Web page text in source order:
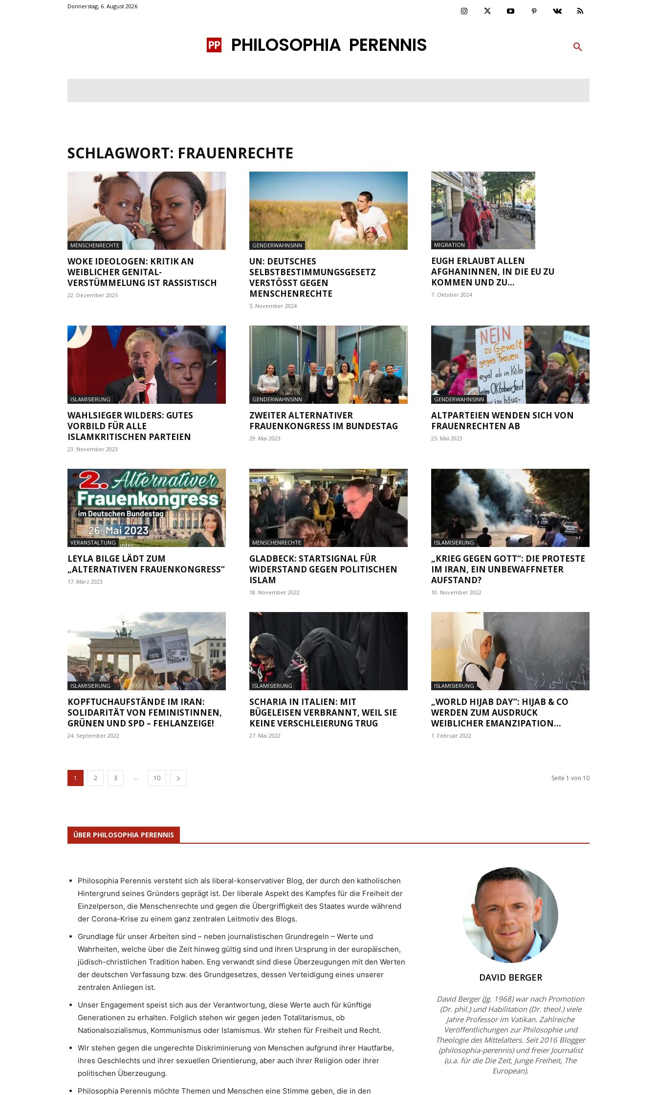
Donnerstag, 6. August 2026
PHILOSOPHIA PERENNIS
SCHLAGWORT: FRAUENRECHTE
MENSCHENRECHTE
WOKE IDEOLOGEN: KRITIK AN
WEIBLICHER GENITAL­
VERSTÜMMELUNG IST RASSISTISCH
22. Dezember 2025
GENDERWAHNSINN
UN: DEUTSCHES
SELBSTBESTIMMUNGSGESETZ
VERSTÖSST GEGEN M
ENSCHENRECHTE
5. November 2024
MIGRATION
EUGH ERLAUBT ALLEN
AFGHANINNEN, IN DIE EU ZU
KOMMEN UND ZU...
7. Oktober 2024
ISLAMISIERUNG
WAHLSIEGER WILDERS: GUTES
VORBILD FÜR ALLE
ISLAMKRITISCHEN PARTEIEN
23. November 2023
GENDERWAHNSINN
ZWEITER ALTERNATIVER
FRAUENKONGRESS IM BUNDESTAG
29. Mai 2023
GENDERWAHNSINN
ALTPARTEIEN WENDEN SICH VON
FRAUENRECHTEN AB
25. Mai 2023
VERANSTALTUNG
LEYLA BILGE LÄDT ZUM
„ALTERNATIVEN FRAUENKONGRESS“
17. März 2023
MENSCHENRECHTE
GLADBECK: STARTSIGNAL FÜR
WIDERSTAND GEGEN POLITISCHEN
ISLAM
18. November 2022
ISLAMISIERUNG
„KRIEG GEGEN GOTT“: DIE PROTESTE
IM IRAN, EIN UNBEWAFFNETER
AUFSTAND?
10. November 2022
ISLAMISIERUNG
KOPFTUCHAUFSTÄNDE IM IRAN:
SOLIDARITÄT VON FEMINISTINNEN,
GRÜNEN UND SPD – FEHLANZEIGE!
24. September 2022
ISLAMISIERUNG
SCHARIA IN ITALIEN: MIT
BÜGELEISEN VERBRANNT, WEIL SIE
KEINE VERSCHLEIERUNG TRUG
27. Mai 2022
ISLAMISIERUNG
„WORLD HIJAB DAY“: HIJAB & CO
WERDEN ZUM AUSDRUCK
WEIBLICHER EMANZIPATION...
1. Februar 2022
1 2 3 ... 10 Seite 1 von 10
ÜBER PHILOSOPHIA PERENNIS
Philosophia Perennis versteht sich als liberal-konservativer Blog, der durch den katholischen
Hintergrund seines Gründers geprägt ist. Der liberale Aspekt des Kampfes für die Freiheit der
Einzelperson, die Menschenrechte und gegen die Übergriffigkeit des Staates wurde während
der Corona-Krise zu einem ganz zentralen Leitmotiv des Blogs.
Grundlage für unser Arbeiten sind – neben journalistischen Grundregeln – Werte und
Wahrheiten, welche über die Zeit hinweg gültig sind und ihren Ursprung in der europäischen,
jüdisch-christlichen Tradition haben. Eng verwandt sind diese Überzeugungen mit den Werten
der deutschen Verfassung bzw. des Grundgesetzes, dessen Verteidigung eines unserer
zentralen Anliegen ist.
Unser Engagement speist sich aus der Verantwortung, diese Werte auch für künftige
Generationen zu erhalten. Folglich stehen wir gegen jeden Totalitarismus, ob
Nationalsozialismus, Kommunismus oder Islamismus. Wir stehen für Freiheit und Recht.
Wir stehen gegen die ungerechte Diskriminierung von Menschen aufgrund ihrer Hautfarbe,
ihres Geschlechts und ihrer sexuellen Orientierung, aber auch ihrer Religion oder ihrer
politischen Überzeugung.
Philosophia Perennis möchte Themen und Menschen eine Stimme geben, die in den
DAVID BERGER
David Berger (Jg. 1968) war nach Promotion
(Dr. phil.) und Habilitation (Dr. theol.) viele
Jahre Professor im Vatikan. Zahlreiche
Veröffentlichungen zur Philosophie und
Theologie des Mittelalters. Seit 2016 Blogger
(philosophia-perennis) und freier Journalist
(u.a. für die Die Zeit, Junge Freiheit, The
European).